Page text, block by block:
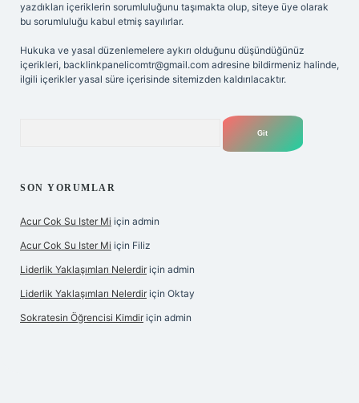
yazdıkları içeriklerin sorumluluğunu taşımakta olup, siteye üye olarak
bu sorumluluğu kabul etmiş sayılırlar.
Hukuka ve yasal düzenlemelere aykırı olduğunu düşündüğünüz
içerikleri, backlinkpanelicomtr@gmail.com adresine bildirmeniz halinde,
ilgili içerikler yasal süre içerisinde sitemizden kaldırılacaktır.
SON YORUMLAR
Acur Cok Su Ister Mi için admin
Acur Cok Su Ister Mi için Filiz
Liderlik Yaklaşımları Nelerdir için admin
Liderlik Yaklaşımları Nelerdir için Oktay
Sokratesin Öğrencisi Kimdir için admin